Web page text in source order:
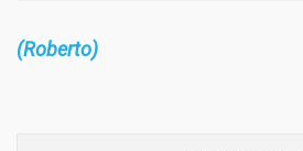
(Roberto)